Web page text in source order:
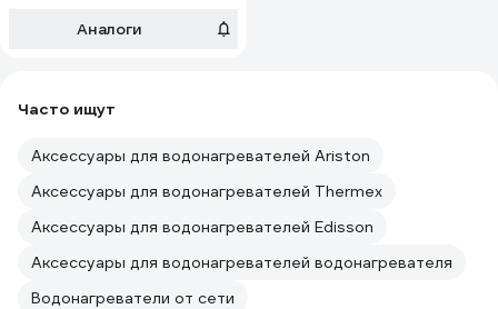
Аналоги
Часто ищут
Аксессуары для водонагревателей Ariston
Аксессуары для водонагревателей Thermex
Аксессуары для водонагревателей Edisson
Аксессуары для водонагревателей водонагревателя
Водонагреватели от сети